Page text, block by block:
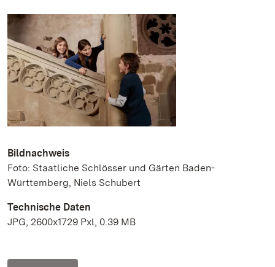
Bildnachweis
Foto: Staatliche Schlösser und Gärten Baden-
Württemberg, Niels Schubert
Technische Daten
JPG, 2600x1729 Pxl, 0.39 MB